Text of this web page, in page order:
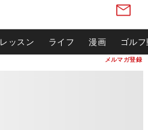
メルマガ登録
レッスン ライフ 漫画 ゴル